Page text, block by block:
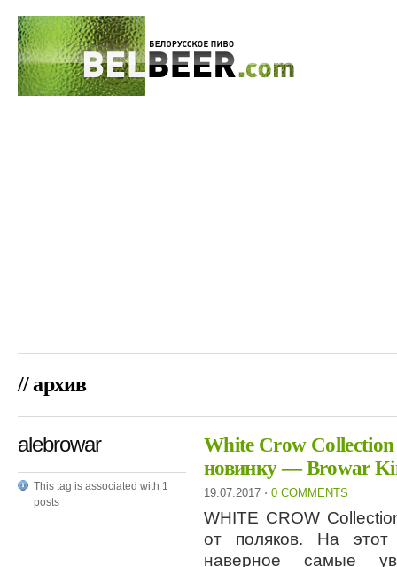
// архив
alebrowar
This tag is associated with 1
posts
White Crow
новинку — Browar
19.07.2017 ⋅ 0 COMMENTS
WHITE CROW
от поляков. На
наверное самые